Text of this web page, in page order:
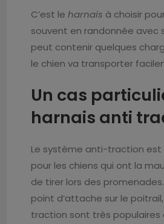
C’est leharnais à choisir
souvent en randonnée avec
peut contenir quelques
le chien va transporter
Un cas
harnais anti
Le système anti-traction est
pour les chiens qui ont la
de tirer lors des promenades.
point d’attache sur le
traction sont très populaires